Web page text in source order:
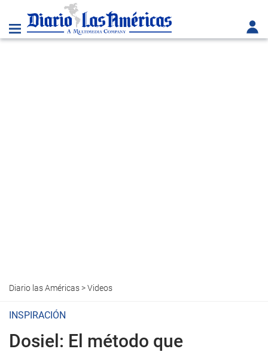
Diario las Américas>Videos
INSPIRACIÓN
Dosiel: El método que